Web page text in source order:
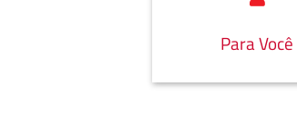
Para Você